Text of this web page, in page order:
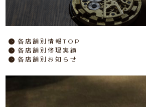
各店舗別情報TOP
各店舗別修理実績
各店舗別お知らせ